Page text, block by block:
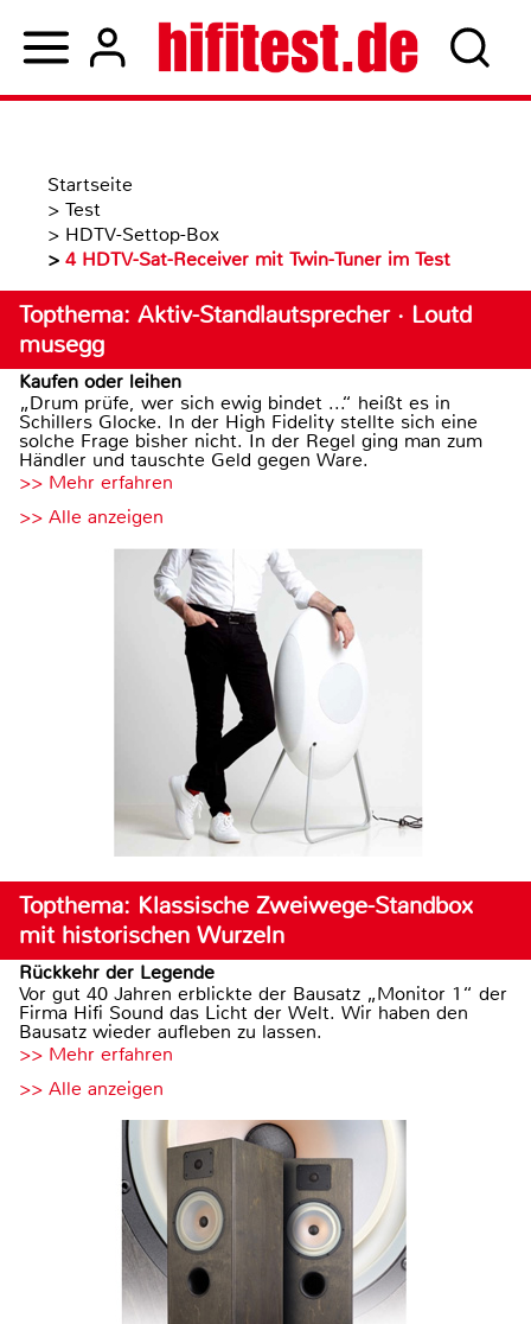
Startseite
> Test
> HDTV-Settop-Box
> 4 HDTV-Sat-Receiver mit Twin-Tuner im Test
Topthema: Aktiv-Standlautsprecher · Loutd
musegg
Kaufen oder leihen
„Drum prüfe, wer sich ewig bindet ...“ heißt es in
Schillers Glocke. In der High Fidelity stellte sich eine
solche Frage bisher nicht. In der Regel ging man zum
Händler und tauschte Geld gegen Ware.
>> Mehr erfahren
>> Alle anzeigen
Topthema: Klassische Zweiwege-Standbox
mit historischen Wurzeln
Rückkehr der Legende
Vor gut 40 Jahren erblickte der Bausatz „Monitor 1“ der
Firma Hifi Sound das Licht der Welt. Wir haben den
Bausatz wieder aufleben zu lassen.
>> Mehr erfahren
>> Alle anzeigen